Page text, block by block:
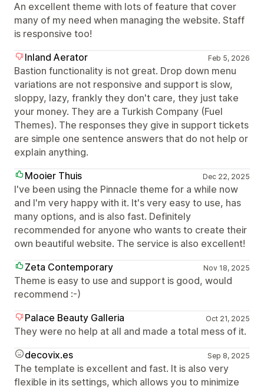
An excellent theme with lots of feature that cover
many of my need when managing the website. Staff
is responsive too!
Inland Aerator
Feb 5, 2026
Bastion functionality is not great. Drop down menu
variations are not responsive and support is slow,
sloppy, lazy, frankly they don't care, they just take
your money. They are a Turkish Company (Fuel
Themes). The responses they give in support tickets
are simple one sentence answers that do not help or
explain anything.
Mooier Thuis
Dec 22, 2025
I've been using the Pinnacle theme for a while now
and I'm very happy with it. It's very easy to use, has
many options, and is also fast. Definitely
recommended for anyone who wants to create their
own beautiful website. The service is also excellent!
Zeta Contemporary
Nov 18, 2025
Theme is easy to use and support is good, would
recommend :-)
Palace Beauty Galleria
Oct 21, 2025
They were no help at all and made a total mess of it.
decovix.es
Sep 8, 2025
The template is excellent and fast. It is also very
flexible in its settings, which allows you to minimize